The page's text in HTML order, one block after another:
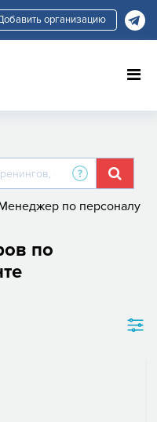
организацию
по персоналу
по